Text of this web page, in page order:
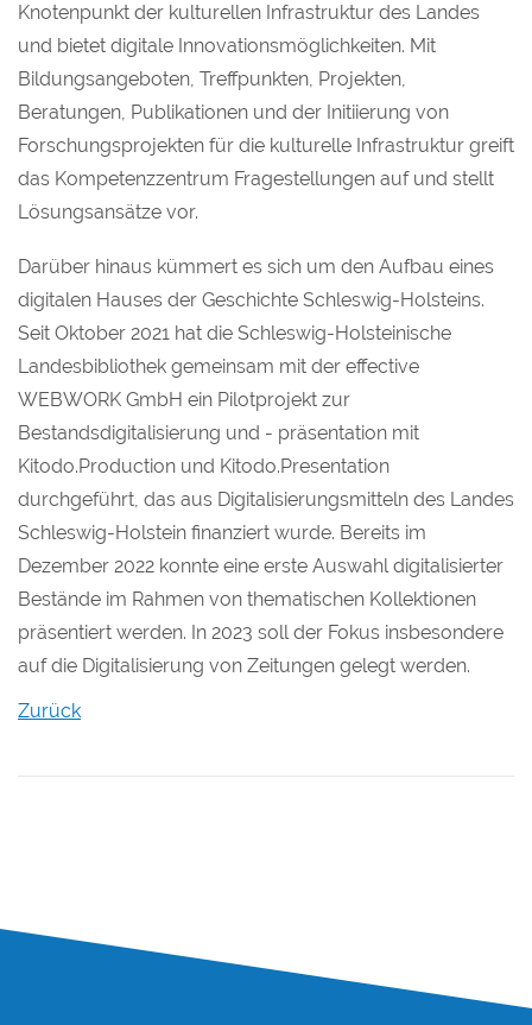
Knotenpunkt der kulturellen Infrastruktur des Landes
und bietet digitale Innovationsmöglichkeiten. Mit
Bildungsangeboten, Treffpunkten, Projekten,
Beratungen, Publikationen und der Initiierung von
Forschungsprojekten für die kulturelle Infrastruktur greift
das Kompetenzzentrum Fragestellungen auf und stellt
Lösungsansätze vor.
Darüber hinaus kümmert es sich um den Aufbau eines
digitalen Hauses der Geschichte Schleswig-Holsteins.
Seit Oktober 2021 hat die Schleswig-Holsteinische
Landesbibliothek gemeinsam mit der effective
WEBWORK GmbH ein Pilotprojekt zur
Bestandsdigitalisierung und - präsentation mit
Kitodo.Production und Kitodo.Presentation
durchgeführt, das aus Digitalisierungsmitteln des Landes
Schleswig-Holstein finanziert wurde. Bereits im
Dezember 2022 konnte eine erste Auswahl digitalisierter
Bestände im Rahmen von thematischen Kollektionen
präsentiert werden. In 2023 soll der Fokus insbesondere
auf die Digitalisierung von Zeitungen gelegt werden.
Zurück